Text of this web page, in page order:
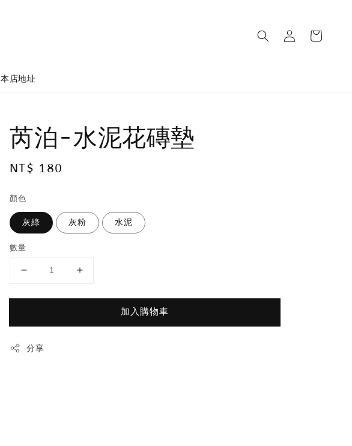
本店地址
芮泊-水泥花磚墊
Regular
NT$ 180
顏色
灰綠 灰粉 水泥
數量
加入購物車
分享